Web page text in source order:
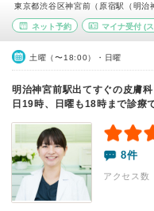
東京都渋谷区神宮前（原宿駅（明治
ネット予約 マイナ受付(ス
土曜（〜18:00）・日曜
明治神宮前駅出てすぐの皮膚
日19時、日曜も18時まで診療
8件
アクセス